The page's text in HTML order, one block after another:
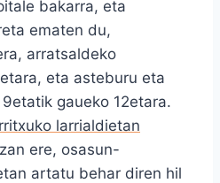
bakarra, eta
ematen du,
arratsaldeko
eta asteburu eta
gaueko 12etara.
larrialdietan
ere, osasun-
artatu behar diren hil